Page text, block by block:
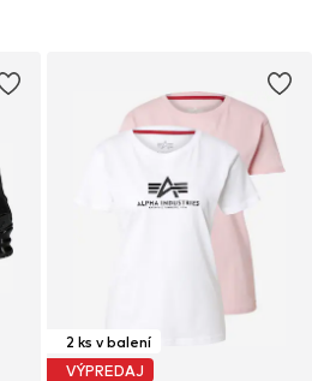
2 ks v balení
VÝPREDAJ